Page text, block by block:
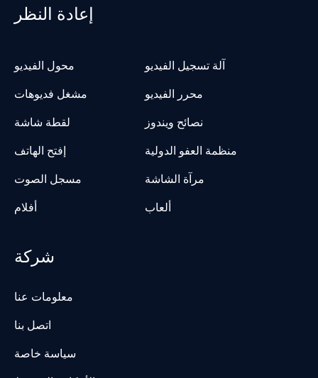
إعادة النظر
محول الفيديو
آلة تسجيل الفيديو
مشغل فديوهات
محرر الفيديو
لقطة شاشة
نصائح ويندوز
إفتح الهاتف
منظمة العفو الدولية
مسجل الصوت
مرآة الشاشة
أفلام
ألعاب
شركة
معلومات عنا
اتصل بنا
سياسة خاصة